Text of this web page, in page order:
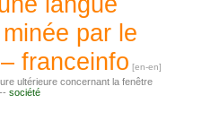
par le
franceinfo
ultérieure concernant la fenêtre
société